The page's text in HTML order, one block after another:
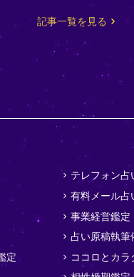
記事一覧を見る
定
テレフォン占
有料メール占
事業経営鑑定
占い原稿執筆
ココロとカラ